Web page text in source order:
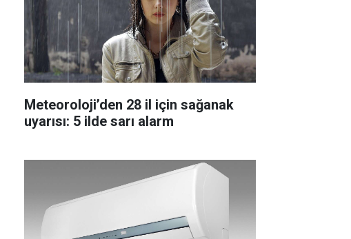
Meteoroloji’den 28 il için sağanak
uyarısı: 5 ilde sarı alarm